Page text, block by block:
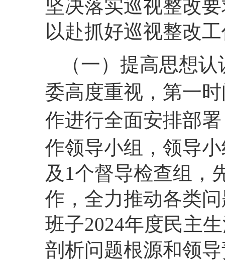
坚决落实巡视整改
以赴抓好巡视整改
（一）提高思想
委高度重视，第一
作进行全面安排部
作领导小组，领导
及1个督导检查组，
作，全力推动各类
班子2024年度民主
剖析问题根源和领